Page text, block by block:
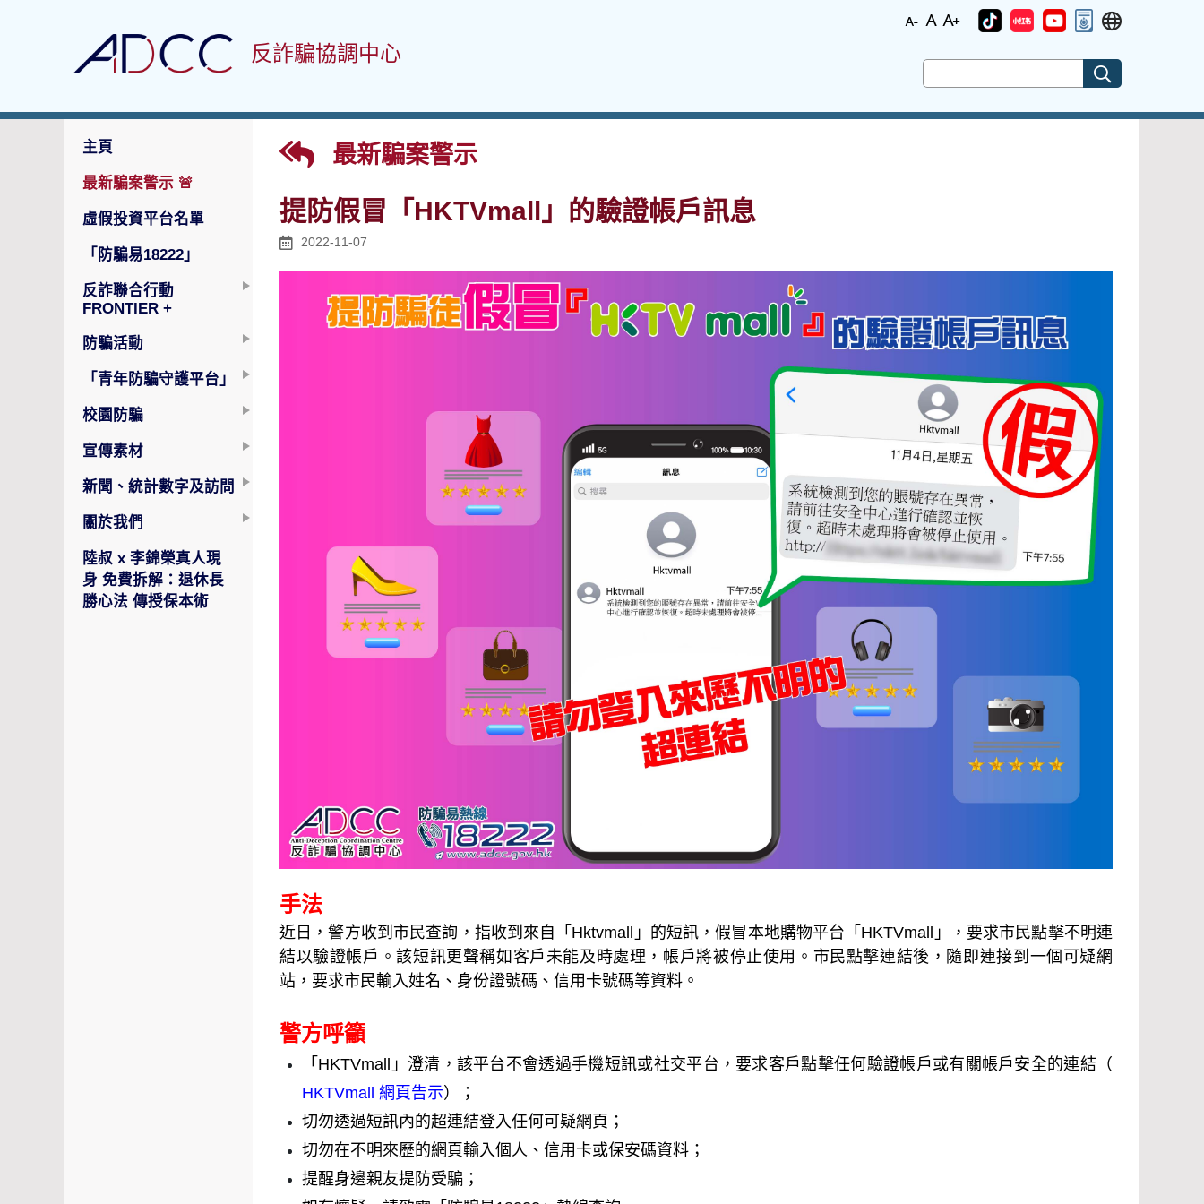
反詐騙協調中心
主頁
最新騙案警示 🚨
虛假投資平台名單
「防騙易18222」
反詐聯合行動
FRONTIER +
防騙活動
「青年防騙守護平台」
校園防騙
宣傳素材
新聞、統計數字及訪問
關於我們
陸叔 x 李錦榮真人現
身 免費拆解：退休長
勝心法 傳授保本術
最新騙案警示
提防假冒「HKTVmall」的驗證帳戶訊息
2022-11-07
手法
近日，警方收到市民查詢，指收到來自「Hktvmall」的短訊，假冒本地購物平台「HKTVmall」，要求市民點擊不明連
結以驗證帳戶。該短訊更聲稱如客戶未能及時處理，帳戶將被停止使用。市民點擊連結後，隨即連接到一個可疑網
站，要求市民輸入姓名、身份證號碼、信用卡號碼等資料。
警方呼籲
「HKTVmall」澄清，該平台不會透過手機短訊或社交平台，要求客戶點擊任何驗證帳戶或有關帳戶安全的連結（
HKTVmall 網頁告示）；
切勿透過短訊內的超連結登入任何可疑網頁；
切勿在不明來歷的網頁輸入個人、信用卡或保安碼資料；
提醒身邊親友提防受騙；